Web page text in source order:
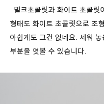
밀크초콜릿과 화이트 초콜릿
형태도 화이트 초콜릿으로 조
아쉽게도 그건 없네요. 세워
부분을 엿볼 수 있습니다.